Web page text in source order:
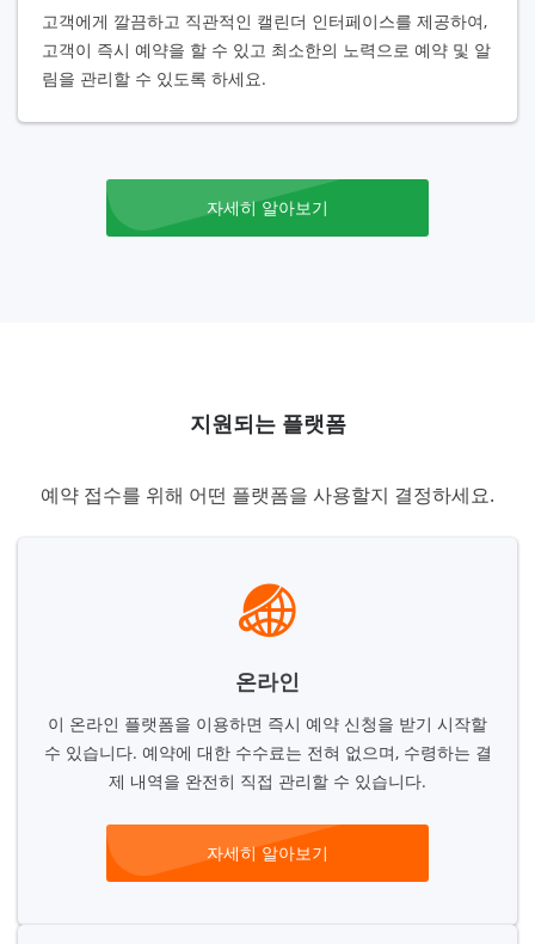
고객에게 깔끔하고 직관적인 캘린더 인터페이스를 제공하여,
고객이 즉시 예약을 할 수 있고 최소한의 노력으로 예약 및 알
림을 관리할 수 있도록 하세요.
자세히 알아보기
지원되는 플랫폼
예약 접수를 위해 어떤 플랫폼을 사용할지 결정하세요.
온라인
이 온라인 플랫폼을 이용하면 즉시 예약 신청을 받기 시작할
수 있습니다. 예약에 대한 수수료는 전혀 없으며, 수령하는 결
제 내역을 완전히 직접 관리할 수 있습니다.
자세히 알아보기